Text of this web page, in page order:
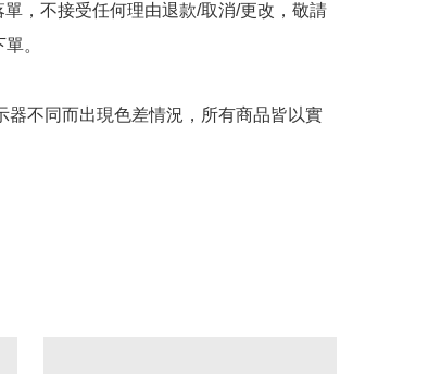
，不接受任何理由退款/取消/更改，敬請
。
器不同而出現色差情況，所有商品皆以實